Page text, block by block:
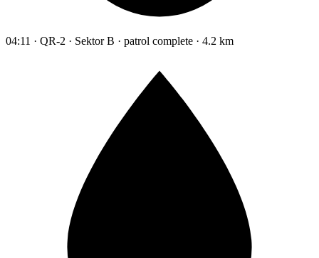
04:11 · QR-2 · Sektor B · patrol complete · 4.2 km